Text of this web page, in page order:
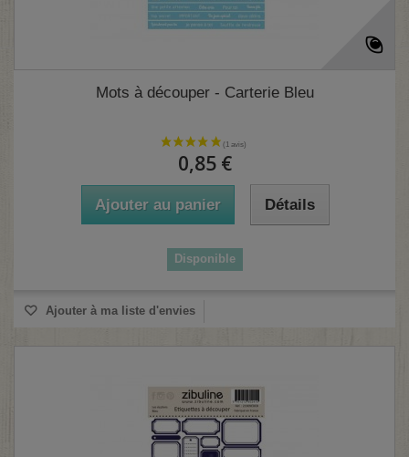
Mots à découper - Carterie Bleu
0,85 €
Ajouter au panier Détails
Disponible
Ajouter à ma liste d'envies